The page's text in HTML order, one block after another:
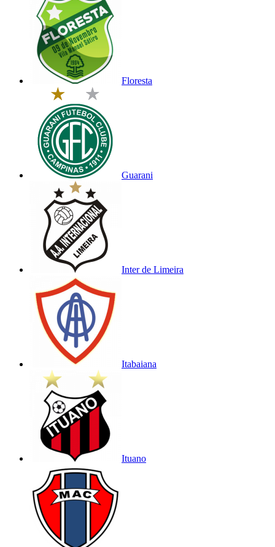
Floresta
Guarani
Inter de Limeira
Itabaiana
Ituano